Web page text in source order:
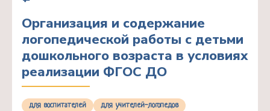
Организация и содержание
логопедической работы с детьми
дошкольного возраста в условиях
реализации ФГОС ДО
для воспитателей для учителей-логопедов